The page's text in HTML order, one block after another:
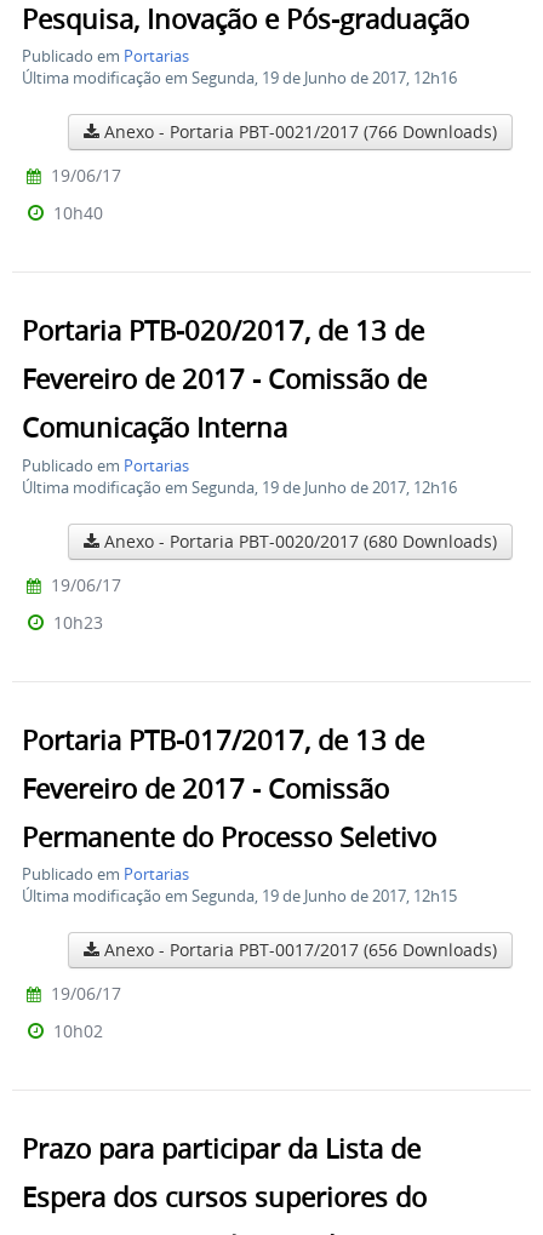
Pesquisa, Inovação e Pós-graduação
Publicado em Portarias
Última modificação em Segunda, 19 de Junho de 2017, 12h16
Anexo - Portaria PBT-0021/2017 (766 Downloads)
19/06/17
10h40
Portaria PTB-020/2017, de 13 de
Fevereiro de 2017 - Comissão de
Comunicação Interna
Publicado em Portarias
Última modificação em Segunda, 19 de Junho de 2017, 12h16
Anexo - Portaria PBT-0020/2017 (680 Downloads)
19/06/17
10h23
Portaria PTB-017/2017, de 13 de
Fevereiro de 2017 - Comissão
Permanente do Processo Seletivo
Publicado em Portarias
Última modificação em Segunda, 19 de Junho de 2017, 12h15
Anexo - Portaria PBT-0017/2017 (656 Downloads)
19/06/17
10h02
Prazo para participar da Lista de
Espera dos cursos superiores do